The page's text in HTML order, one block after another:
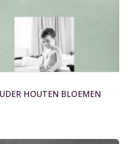
HOUTEN BLOEMEN